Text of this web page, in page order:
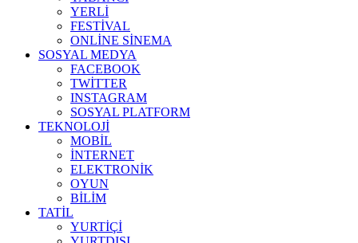
YERLİ
FESTİVAL
ONLİNE SİNEMA
SOSYAL MEDYA
FACEBOOK
TWİTTER
INSTAGRAM
SOSYAL PLATFORM
TEKNOLOJİ
MOBİL
İNTERNET
ELEKTRONİK
OYUN
BİLİM
TATİL
YURTİÇİ